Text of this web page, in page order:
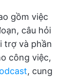
gồm việc
câu hỏi
trợ và phần
công việc,
, cung